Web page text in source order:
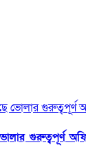
গুরুত্বপূর্ণ